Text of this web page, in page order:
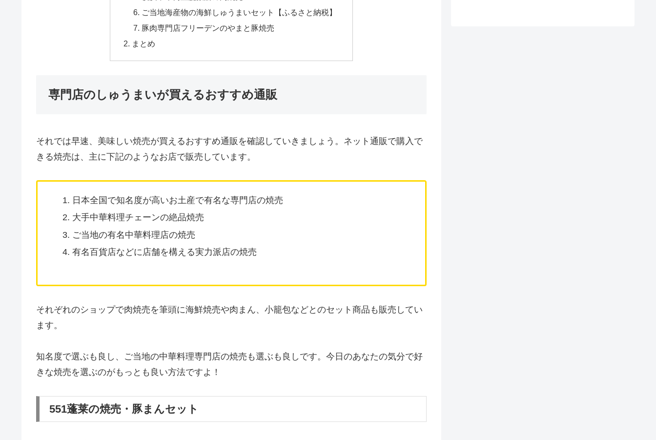
ご当地海産物の海鮮しゅうまいセット【ふるさと納税】
豚肉専門店フリーデンのやまと豚焼売
まとめ
専門店のしゅうまいが買えるおすすめ通販
それでは早速、美味しい焼売が買えるおすすめ通販を確認していきましょう。ネット通販で購入で
きる焼売は、主に下記のようなお店で販売しています。
日本全国で知名度が高いお土産で有名な専門店の焼売
大手中華料理チェーンの絶品焼売
ご当地の有名中華料理店の焼売
有名百貨店などに店舗を構える実力派店の焼売
それぞれのショップで肉焼売を筆頭に海鮮焼売や肉まん、小籠包などとのセット商品も販売してい
ます。
知名度で選ぶも良し、ご当地の中華料理専門店の焼売も選ぶも良しです。今日のあなたの気分で好
きな焼売を選ぶのがもっとも良い方法ですよ！
551蓬莱の焼売・豚まんセット